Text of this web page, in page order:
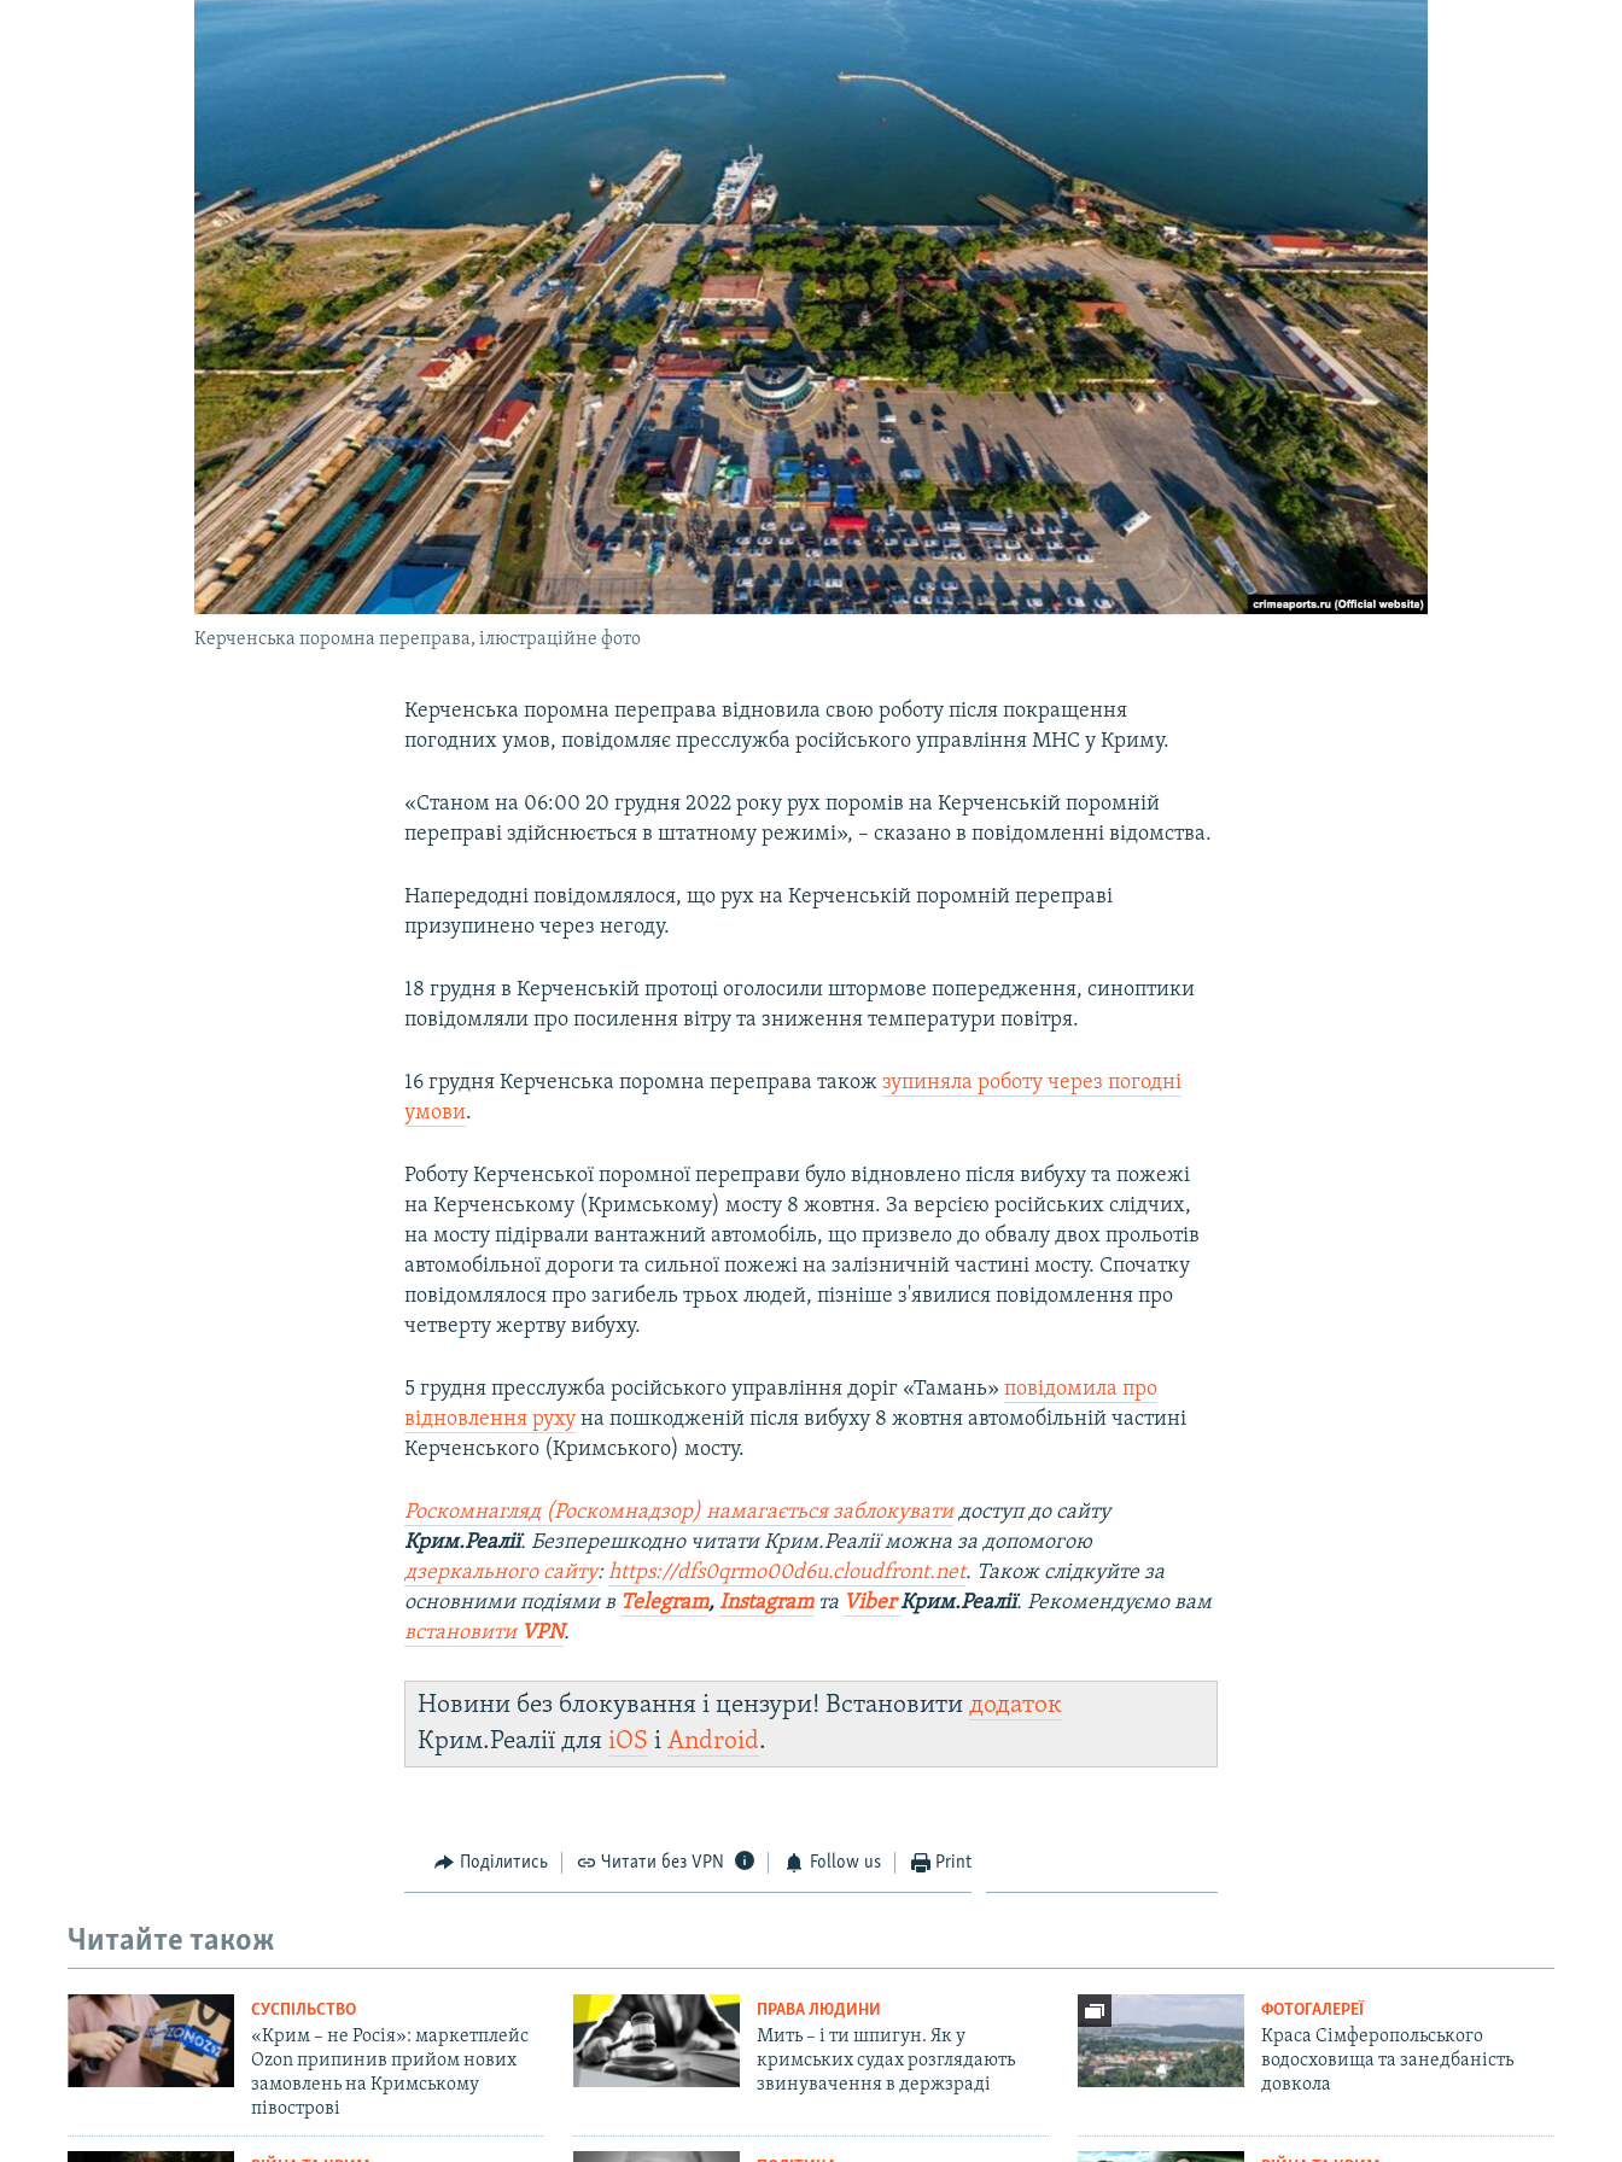
Керченська поромна переправа, ілюстраційне фото
Керченська поромна переправа відновила свою роботу після покращення
погодних умов, повідомляє пресслужба російського управління МНС у Криму.
«Станом на 06:00 20 грудня 2022 року рух поромів на Керченській поромній
переправі здійснюється в штатному режимі», – сказано в повідомленні відомства.
Напередодні повідомлялося, що рух на Керченській поромній переправі
призупинено через негоду.
18 грудня в Керченській протоці оголосили штормове попередження, синоптики
повідомляли про посилення вітру та зниження температури повітря.
16 грудня Керченська поромна переправа такожзупиняла роботу через погодні
умови.
Роботу Керченської поромної переправи було відновлено після вибуху та пожежі
на Керченському (Кримському) мосту 8 жовтня. За версією російських слідчих,
на мосту підірвали вантажний автомобіль, що призвело до обвалу двох прольотів
автомобільної дороги та сильної пожежі на залізничній частині мосту. Спочатку
повідомлялося про загибель трьох людей, пізніше з'явилися повідомлення про
четверту жертву вибуху.
5 грудня пресслужба російського управління доріг «Тамань»повідомила про
відновлення руху на пошкодженій після вибуху 8 жовтня автомобільній частині
Керченського (Кримського) мосту.
Роскомнагляд (Роскомнадзор) намагається заблокуватидоступ до сайту
Крим.Реалії. Безперешкодно читати Крим.Реалії можна за допомогою
дзеркального сайту:https://dfs0qrmo00d6u.cloudfront.net. Також слідкуйте за
основними подіями в Telegram,Instagramта ViberКрим.Реалії. Рекомендуємо вам
встановити VPN.
Новини без блокування і цензури! Встановитидодаток
Крим.Реалії дляiOS іAndroid.
Поділитись Читати без VPN Follow us Print
Читайте також
СУСПІЛЬСТВО
«Крим – не Росія»: маркетплейс
Ozon припинив прийом нових
замовлень на Кримському
півострові
ПРАВА ЛЮДИНИ
Мить – і ти шпигун. Як у
кримських судах розглядають
звинувачення в держзраді
ФОТОГАЛЕРЕЇ
Краса Сімферопольського
водосховища та занедбаність
довкола